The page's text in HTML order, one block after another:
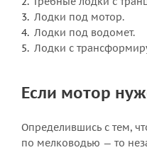
Лодки под мотор.
Лодки под водомет.
Лодки с
Если мотор
Определившись с тем,
по мелководью — то